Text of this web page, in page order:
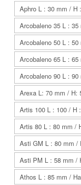
Aphro L : 30 mm / H
Arcobaleno 35 L :
Arcobaleno 50 L :
Arcobaleno 65 L :
Arcobaleno 90 L :
Arexa L: 70 mm / H:
Artis 100 L : 100 / H
Artis 80 L : 80 mm /
Asti GM L : 80 mm /
Asti PM L : 58 mm /
Athos L : 85 mm /